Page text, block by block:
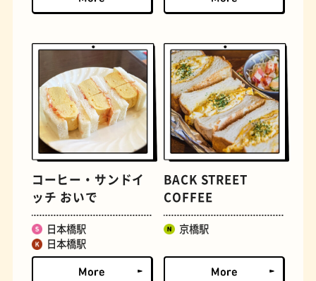
文学碑 ジェラート
コーヒー・サンドイ
ッチ おいで
日本橋駅
日本橋駅
BACK STREET
COFFEE
京橋駅